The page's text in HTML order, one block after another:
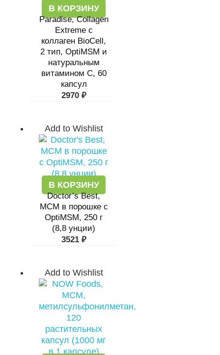
В КОРЗИНУ
Paradise, Collagen
Extreme с
коллаген BioCell,
2 тип, OptiMSM и
натуральным
витамином C, 60
капсул
2970 ₽
Add to Wishlist
В КОРЗИНУ
Doctor’s Best,
МСМ в порошке с
OptiMSM, 250 г
(8,8 унции)
3521 ₽
Add to Wishlist